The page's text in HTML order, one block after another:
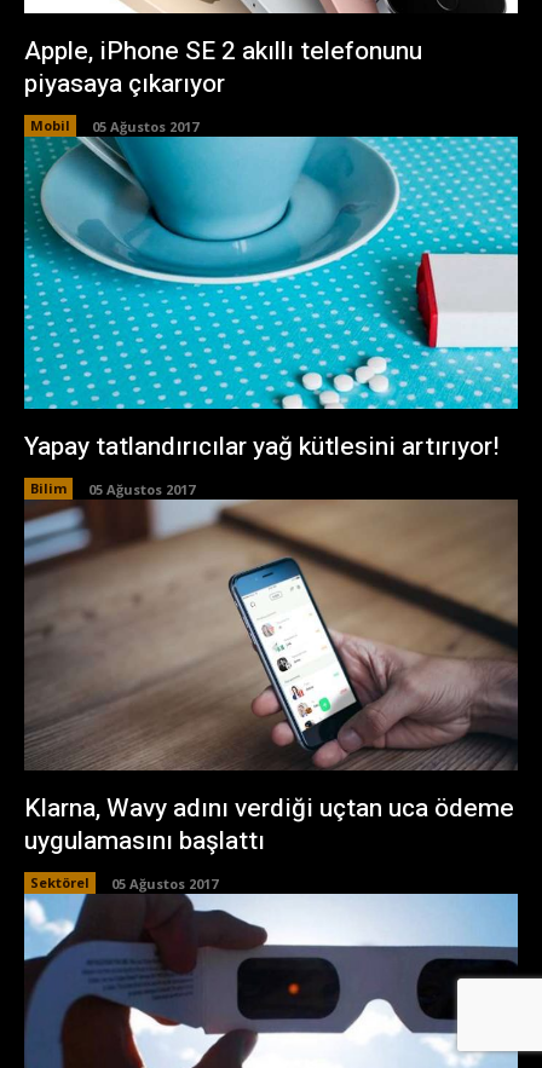
Apple, iPhone SE 2 akıllı telefonunu
piyasaya çıkarıyor
Mobil 05 Ağustos 2017
Yapay tatlandırıcılar yağ kütlesini artırıyor!
Bilim 05 Ağustos 2017
Klarna, Wavy adını verdiği uçtan uca ödeme
uygulamasını başlattı
Sektörel 05 Ağustos 2017